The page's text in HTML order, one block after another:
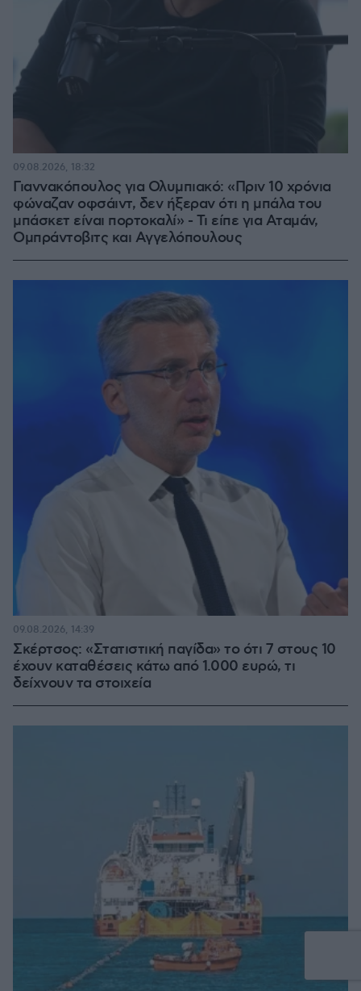
Γιαννακόπουλος για Ολυμπιακό: «Πριν 10 χρόνια
φώναζαν οφσάιντ, δεν ήξεραν ότι η μπάλα του
μπάσκετ είναι πορτοκαλί» - Τι είπε για Αταμάν,
Ομπράντοβιτς και Αγγελόπουλους
09.08.2026, 18:32
Σκέρτσος: «Στατιστική παγίδα» το ότι 7 στους 10
έχουν καταθέσεις κάτω από 1.000 ευρώ, τι
δείχνουν τα στοιχεία
09.08.2026, 14:39